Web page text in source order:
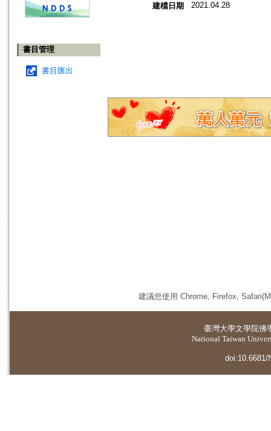
書目管理
書目匯出
建檔日期 2021.04.28
建議您使用 Chrome, Firefox,
臺灣大學文學院佛
National Taiwan
doi:10.6681/